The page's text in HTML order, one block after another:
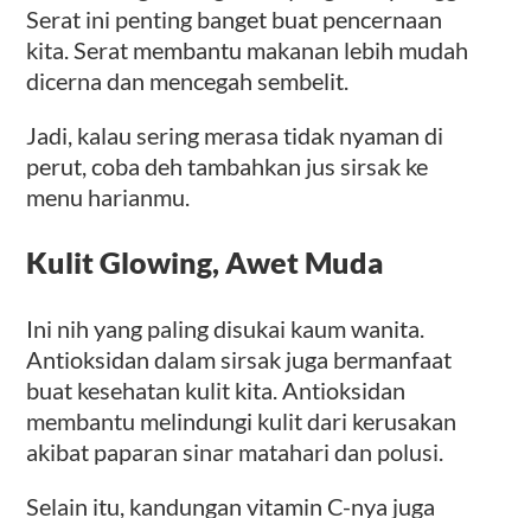
Serat ini penting banget buat pencernaan
kita. Serat membantu makanan lebih mudah
dicerna dan mencegah sembelit.
Jadi, kalau sering merasa tidak nyaman di
perut, coba deh tambahkan jus sirsak ke
menu harianmu.
Kulit Glowing, Awet Muda
Ini nih yang paling disukai kaum wanita.
Antioksidan dalam sirsak juga bermanfaat
buat kesehatan kulit kita. Antioksidan
membantu melindungi kulit dari kerusakan
akibat paparan sinar matahari dan polusi.
Selain itu, kandungan vitamin C-nya juga